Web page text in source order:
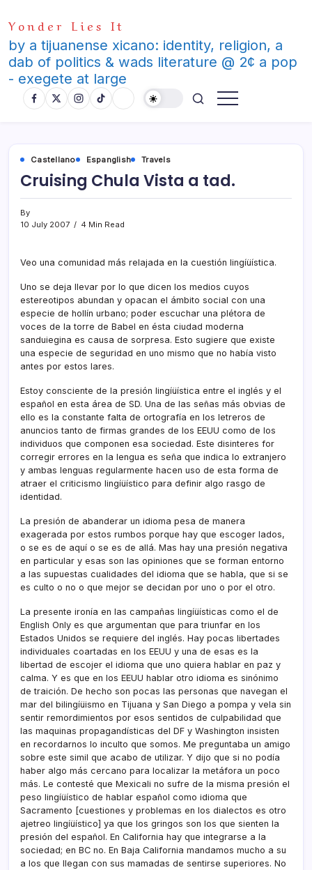
to
content
Yonder Lies It
by a tijuanense xicano: identity, religion, a
dab of politics & wads literature @ 2¢ a pop
- exegete at large
Castellano Espanglish Travels
Cruising Chula Vista a tad.
By
10 July 2007
4 Min Read
Veo una comunidad más relajada en la cuestión lingíüí­stica.
Uno se deja llevar por lo que dicen los medios cuyos
estereotipos abundan y opacan el ámbito social con una
especie de hollí­n urbano; poder escuchar una plétora de
voces de la torre de Babel en ésta ciudad moderna
sanduiegina es causa de sorpresa. Esto sugiere que existe
una especie de seguridad en uno mismo que no habí­a visto
antes por estos lares.
Estoy consciente de la presión lingíüí­stica entre el inglés y el
español en esta área de SD. Una de las señas más obvias de
ello es la constante falta de ortografí­a en los letreros de
anuncios tanto de firmas grandes de los EEUU como de los
individuos que componen esa sociedad. Este disinteres for
corregir errores en la lengua es seña que indica lo extranjero
y ambas lenguas regularmente hacen uso de esta forma de
atraer el criticismo lingíüí­stico para definir algo rasgo de
identidad.
La presión de abanderar un idioma pesa de manera
exagerada por estos rumbos porque hay que escoger lados,
o se es de aquí­ o se es de allá. Mas hay una presión negativa
en particular y esas son las opiniones que se forman entorno
a las supuestas cualidades del idioma que se habla, que si se
es culto o no o que mejor se decidan por uno o por el otro.
La presente ironí­a en las campañas lingíüí­sticas como el de
English Only es que argumentan que para triunfar en los
Estados Unidos se requiere del inglés. Hay pocas libertades
individuales coartadas en los EEUU y una de esas es la
libertad de escojer el idioma que uno quiera hablar en paz y
calma. Y es que en los EEUU hablar otro idioma es sinónimo
de traición. De hecho son pocas las personas que navegan el
mar del bilingíüismo en Tijuana y San Diego a pompa y vela sin
sentir remordimientos por esos sentidos de culpabilidad que
las maquinas propagandí­sticas del DF y Washington insisten
en recordarnos lo inculto que somos. Me preguntaba un amigo
sobre este simil que acabo de utilizar. Y dijo que si no podí­a
haber algo más cercano para localizar la metáfora un poco
más. Le contesté que Mexicali no sufre de la misma presión el
peso lingíüí­stico de hablar español como idioma que
Sacramento [cuestiones y problemas en los dialectos es otro
ajetreo lingíüí­stico] ya que los gringos son los que sienten la
presión del español. En California hay que integrarse a la
sociedad; en BC no. En Baja California mandamos mucho a su
a los que llegan con sus mamadas de sentirse superiores. No